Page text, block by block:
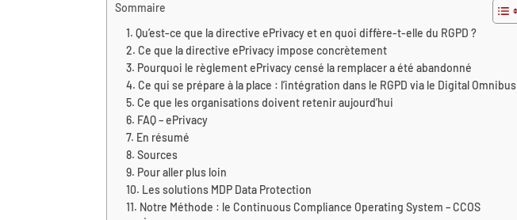
Sommaire
Qu’est-ce que la directive ePrivacy et en quoi diffère-t-elle du RGPD ?
Ce que la directive ePrivacy impose concrètement
Pourquoi le règlement ePrivacy censé la remplacer a été abandonné
Ce qui se prépare à la place : l’intégration dans le RGPD via le Digital Omnibus
Ce que les organisations doivent retenir aujourd’hui
FAQ – ePrivacy
En résumé
Sources
Pour aller plus loin
Les solutions MDP Data Protection
Notre Méthode : le Continuous Compliance Operating System – CCOS